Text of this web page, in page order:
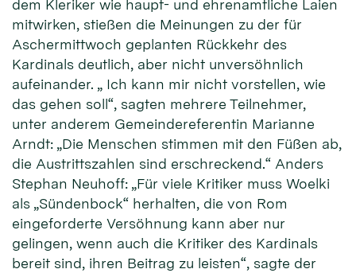
dem Kleriker wie haupt- und ehrenamtliche Laien
mitwirken, stießen die Meinungen zu der für
Aschermittwoch geplanten Rückkehr des
Kardinals deutlich, aber nicht unversöhnlich
aufeinander. „ Ich kann mir nicht vorstellen, wie
das gehen soll“, sagten mehrere Teilnehmer,
unter anderem Gemeindereferentin Marianne
Arndt: „Die Menschen stimmen mit den Füßen ab,
die Austrittszahlen sind erschreckend.“ Anders
Stephan Neuhoff: „Für viele Kritiker muss Woelki
als „Sündenbock“ herhalten, die von Rom
eingeforderte Versöhnung kann aber nur
gelingen, wenn auch die Kritiker des Kardinals
bereit sind, ihren Beitrag zu leisten“, sagte der